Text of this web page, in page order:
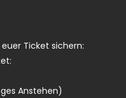
Ticket sichern:
Anstehen)